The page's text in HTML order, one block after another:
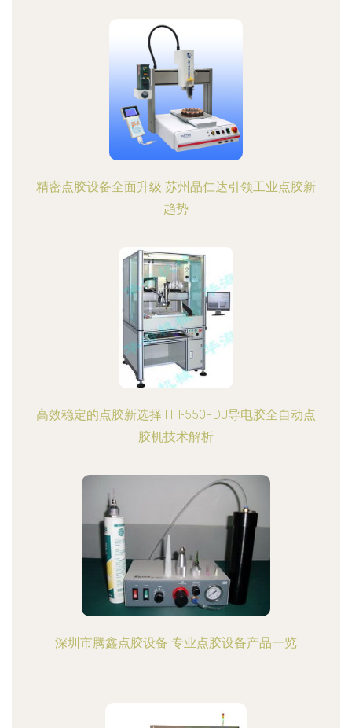
精密点胶设备全面升级 苏州晶仁达引领工业点胶新
趋势
高效稳定的点胶新选择 HH-550FDJ导电胶全自动点
胶机技术解析
深圳市腾鑫点胶设备 专业点胶设备产品一览